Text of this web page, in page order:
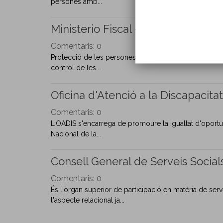
Ministerio Fiscal - Fiscal
Comentaris: 0
Protecció de les persones amb discapacitat en els
control de les...
Oficina d'Atenció a la Discapacitat
Comentaris: 0
L'OADIS s'encarrega de promoure la igualtat
Nacional de la...
Consell General de Serveis
Comentaris: 0
És l'òrgan superior de participació en matèria de
l'aspecte relacional ja...